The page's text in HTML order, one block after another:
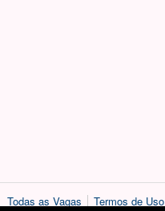
Todas as Vagas Termos de Uso